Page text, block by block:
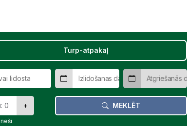
Turp-atpakaļ
+ MEKLĒT